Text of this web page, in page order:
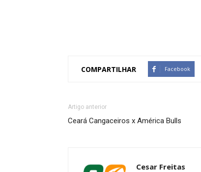
COMPARTILHAR Facebook
Artigo anterior
Ceará Cangaceiros x América Bulls
Cesar Freitas